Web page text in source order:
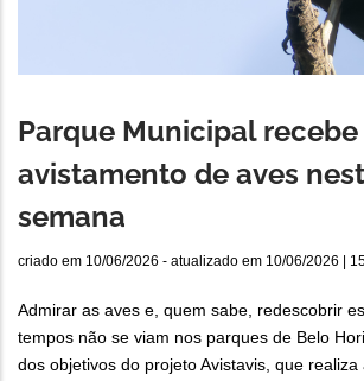
Parque Municipal
avistamento de aves
semana
criado em 10/06/2026 - atualizado em 10/06/2026 |
Admirar as aves e, quem sabe, redescobrir
tempos não se viam nos parques de Belo
dos objetivos do projeto Avistavis, que realiza